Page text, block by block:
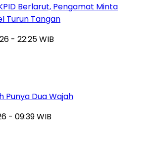
Berlarut, Pengamat Minta
Turun Tangan
- 22:25 WIB
Punya Dua Wajah
- 09:39 WIB